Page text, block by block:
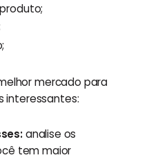
mercado para
interessantes:
analise os
tem maior